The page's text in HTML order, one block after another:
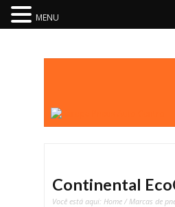
Continental
Você está aqui: Home /Marcas de
MENU